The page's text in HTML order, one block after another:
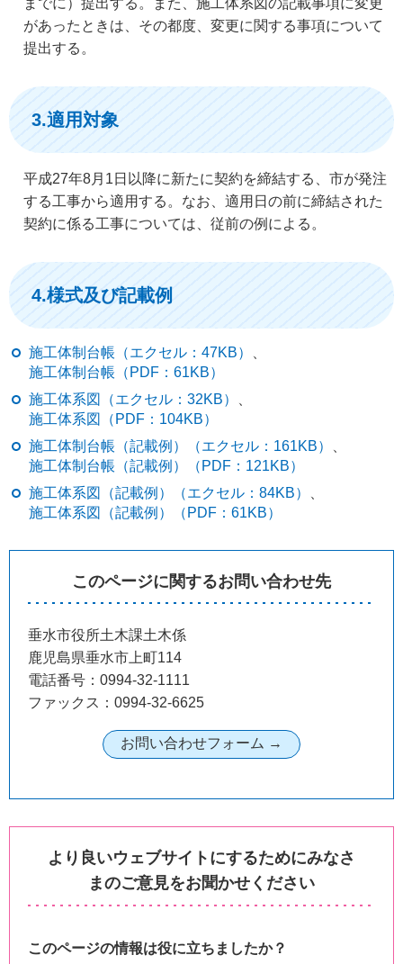
までに）提出する。また、施工体系図の記載事項に変更
があったときは、その都度、変更に関する事項について
提出する。
3.適用対象
平成27年8月1日以降に新たに契約を締結する、市が発注
する工事から適用する。なお、適用日の前に締結された
契約に係る工事については、従前の例による。
4.様式及び記載例
施工体制台帳（エクセル：47KB）
施工体制台帳（PDF：61KB）
施工体系図（エクセル：32KB）
施工体系図（PDF：104KB）
施工体制台帳（記載例）（エクセル：161KB）
施工体制台帳（記載例）（PDF：121KB）
施工体系図（記載例）（エクセル：84KB）
施工体系図（記載例）（PDF：61KB）
このページに関するお問い合わせ先
垂水市役所土木課土木係
鹿児島県垂水市上町114
電話番号：0994-32-1111
ファックス：0994-32-6625
より良いウェブサイトにするためにみなさ
まのご意見をお聞かせください
このページの情報は役に立ちましたか？